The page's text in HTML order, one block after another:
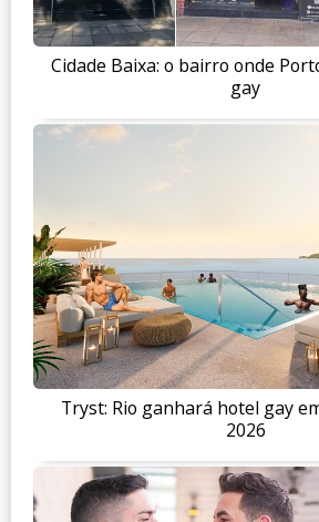
Cidade Baixa: o bairro onde
gay
Tryst: Rio ganhará hotel gay
2026